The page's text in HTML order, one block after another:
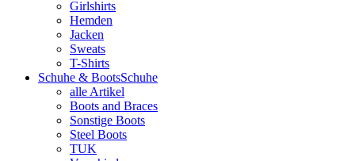
Girlshirts
Hemden
Jacken
Sweats
T-Shirts
Schuhe & BootsSchuhe
alle Artikel
Boots and Braces
Sonstige Boots
Steel Boots
TUK